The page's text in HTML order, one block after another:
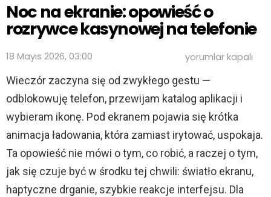
Noc na ekranie: opowieść o
rozrywce kasynowej na telefonie
18 Mayıs 2026, 03:00
Noc
ekranie:
o
rozrywce
kasynowej
na
telefonie
için
yorumlar kapalı
Wieczór zaczyna się od zwykłego gestu —
odblokowuję telefon, przewijam katalog aplikacji i
wybieram ikonę. Pod ekranem pojawia się krótka
animacja ładowania, która zamiast irytować, uspokaja.
Ta opowieść nie mówi o tym, co robić, a raczej o tym,
jak się czuje być w środku tej chwili: światło ekranu,
haptyczne drganie, szybkie reakcje interfejsu. Dla